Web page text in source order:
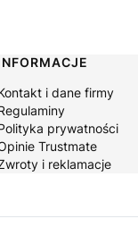
i dane firmy
prywatności
Trustmate
i reklamacje